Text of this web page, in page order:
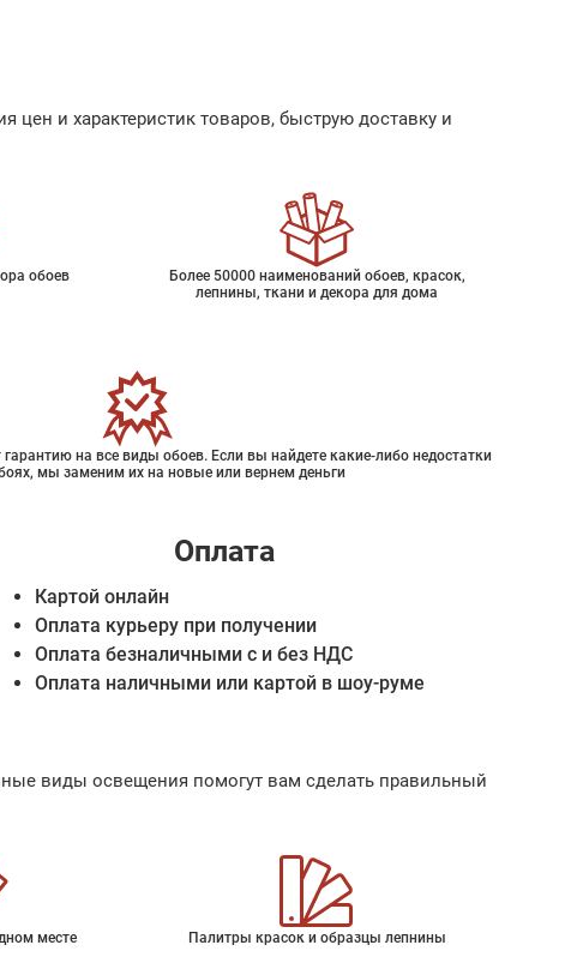
и характеристик товаров, быструю доставку и
обоев
Более 50000 наименований обоев, красок,
лепнины, ткани и декора для дома
на все виды обоев. Если вы найдете какие-либо недостатки
мы заменим их на новые или вернем деньги
Оплата
Картой онлайн
Оплата курьеру при получении
Оплата безналичными с и без НДС
Оплата наличными или картой в шоу-руме
виды освещения помогут вам сделать правильный
месте Палитры красок и образцы лепнины